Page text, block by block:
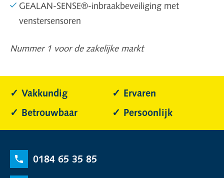
GEALAN-SENSE®-inbraakbeveiliging met
venstersensoren
Nummer 1 voor de zakelijke markt
Vakkundig
Ervaren
Betrouwbaar
Persoonlijk
0184 65 35 85